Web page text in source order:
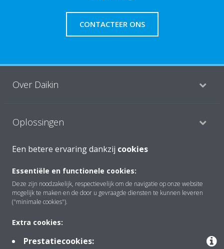
CONTACTEER ONS
Over Daikin
Oplossingen
Tools
Een betere ervaring dankzij cookies
Essentiële en functionele cookies:
Deze zijn noodzakelijk, respectievelijk om de navigatie op onze website
mogelijk te maken en de door u gevraagde diensten te kunnen leveren
("minimale cookies").
Extra cookies:
Prestatiecookies: